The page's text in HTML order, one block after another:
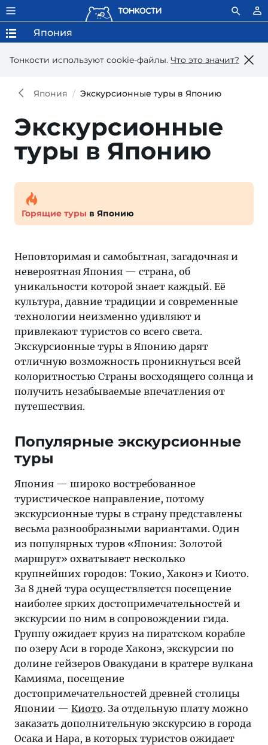
Тонкости используют сookie-файлы. Что это значит?
Япония
Япония Экскурсионные туры в Японию
Экскурсионные
туры в Японию
Горящие туры в Японию
Неповторимая и самобытная, загадочная и
невероятная Япония — страна, об
уникальности которой знает каждый. Её
культура, давние традиции и современные
технологии неизменно удивляют и
привлекают туристов со всего света.
Экскурсионные туры в Японию дарят
отличную возможность проникнуться всей
колоритностью Страны восходящего солнца и
получить незабываемые впечатления от
путешествия.
Популярные экскурсионные
туры
Япония — широко востребованное
туристическое направление, потому
экскурсионные туры в страну представлены
весьма разнообразными вариантами. Один
из популярных туров «Япония: Золотой
маршрут» охватывает несколько
крупнейших городов: Токио, Хаконэ и Киото.
За 8 дней тура осуществляется посещение
наиболее ярких достопримечательностей и
экскурсии по ним в сопровождении гида.
Группу ожидает круиз на пиратском корабле
по озеру Аси в городе Хаконэ, экскурсии по
долине гейзеров Овакудани в кратере вулкана
Камияма, посещение
достопримечательностей древней столицы
Японии — Киото. За отдельную плату можно
заказать дополнительную экскурсию в города
Осака и Нара, в которых туристов ожидает